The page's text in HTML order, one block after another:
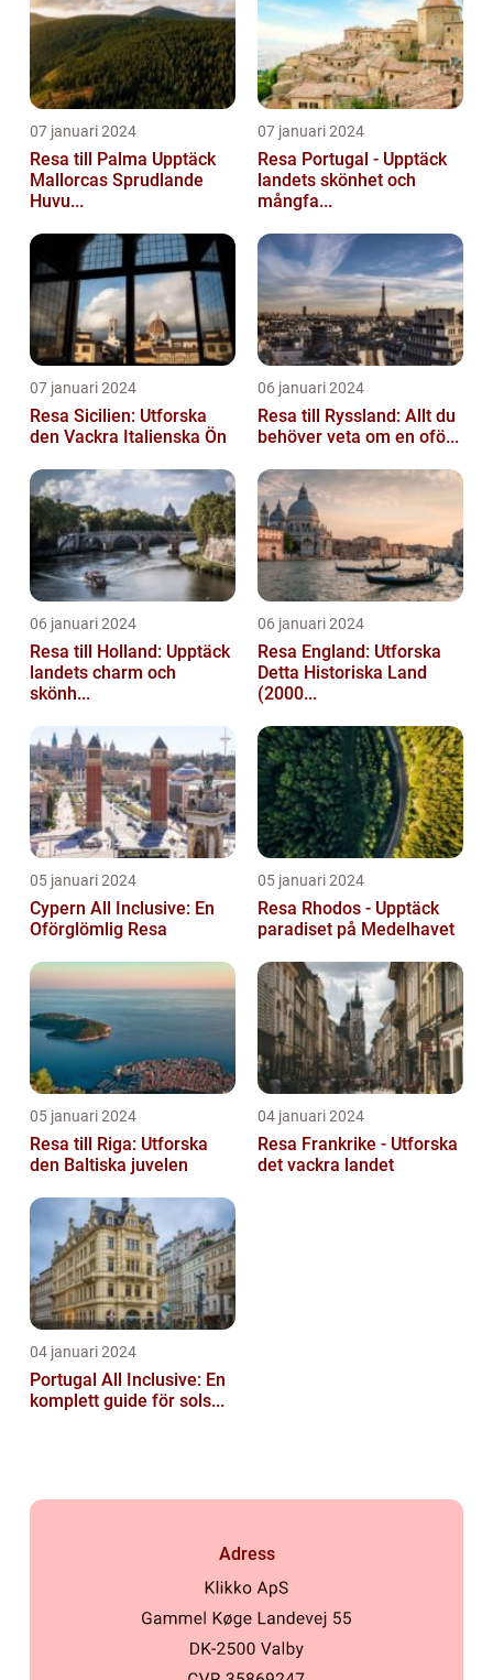
07 januari 2024
Resa till Palma Upptäck
Mallorcas Sprudlande
Huvu...
07 januari 2024
Resa Portugal - Upptäck
landets skönhet och
mångfa...
07 januari 2024
Resa Sicilien: Utforska
den Vackra Italienska Ön
06 januari 2024
Resa till Ryssland: Allt du
behöver veta om en ofö...
06 januari 2024
Resa till Holland: Upptäck
landets charm och
skönh...
06 januari 2024
Resa England: Utforska
Detta Historiska Land
(2000...
05 januari 2024
Cypern All Inclusive: En
Oförglömlig Resa
05 januari 2024
Resa Rhodos - Upptäck
paradiset på Medelhavet
05 januari 2024
Resa till Riga: Utforska
den Baltiska juvelen
04 januari 2024
Resa Frankrike - Utforska
det vackra landet
04 januari 2024
Portugal All Inclusive: En
komplett guide för sols...
Adress